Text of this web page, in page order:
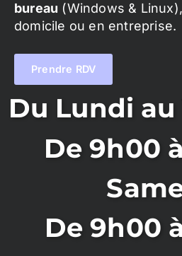
bureau (Windows &
domicile ou en entreprise.
Prendre RDV
Du Lundi
De 9h00
De 9h00